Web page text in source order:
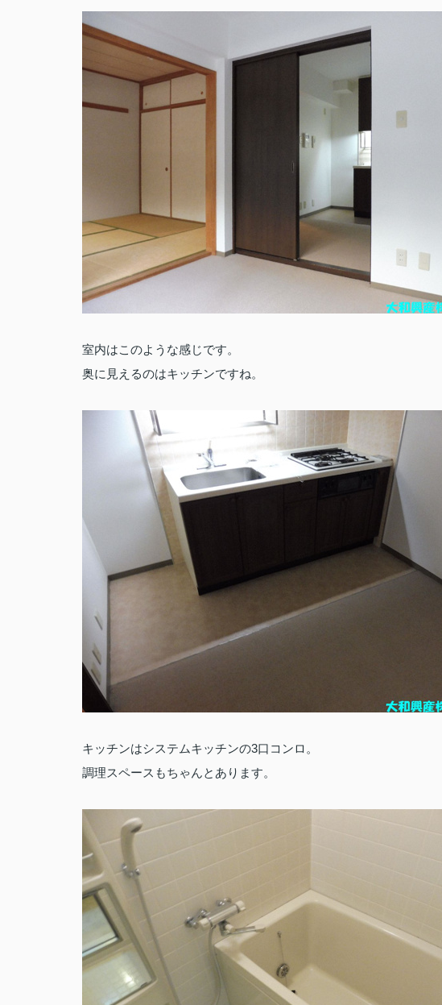
室内はこのような感じです。
奥に見えるのはキッチンですね。
キッチンはシステムキッチンの3口コンロ。
調理スペースもちゃんとあります。